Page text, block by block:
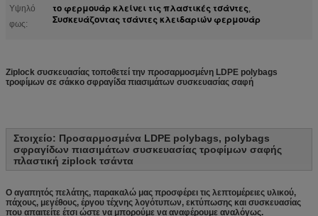
Υψηλό
φως:
το φερμουάρ κλείνει τις πλαστικές τσάντες,
Συσκευάζοντας τσάντες κλειδαριών φερμουάρ
Ziplock συσκευασίας τοποθετεί την προσαρμοσμένη LDPE polybags
τροφίμων σε σάκκο σφραγίδα πιασιμάτων συσκευασίας σαφή
Στοιχείο: Προσαρμοσμένα LDPE polybags, polybags
σφραγίδων πιασιμάτων συσκευασίας τροφίμων σαφής
πλαστική ziplock τσάντα
Ο αγαπητός πελάτης, παρακαλώ μας προσφέρει τις λεπτομέρειες υλικού,
πάχους, μεγέθους, έργου τέχνης λογότυπων, εκτύπωσης και συσκευασίας
που απαιτείτε έτσι ώστε να μπορούμε να αναφέρουμε αναλόγως.